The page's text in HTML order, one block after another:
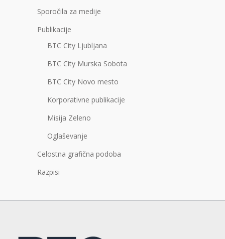
Sporočila za medije
Publikacije
BTC City Ljubljana
BTC City Murska Sobota
BTC City Novo mesto
Korporativne publikacije
Misija Zeleno
Oglaševanje
Celostna grafična podoba
Razpisi